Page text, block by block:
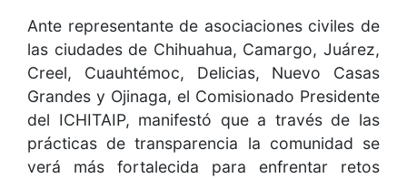
Ante representante de asociaciones civiles de
las ciudades de Chihuahua, Camargo, Juárez,
Creel, Cuauhtémoc, Delicias, Nuevo Casas
Grandes y Ojinaga, el Comisionado Presidente
del ICHITAIP, manifestó que a través de las
prácticas de transparencia la comunidad se
verá más fortalecida para enfrentar retos